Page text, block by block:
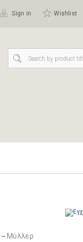
Sign in Wishlist
— Μύλλερ